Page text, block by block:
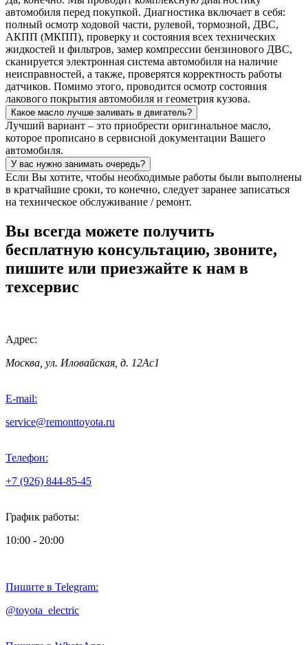
автомобиля перед покупкой. Диагностика включает в себя:
полный осмотр ходовой части, рулевой, тормозной, ДВС,
АКПП (МКПП), проверку и состояния всех технических
жидкостей и фильтров, замер компрессии бензинового ДВС,
сканируется электронная система автомобиля на наличие
неисправностей, а также, проверятся корректность работы
датчиков. Помимо этого, проводится осмотр состояния
лакового покрытия автомобиля и геометрия кузова.
Какое масло лучше заливать в двигатель?
Лучший вариант – это приобрести оригинальное масло,
которое прописано в сервисной документации Вашего
автомобиля.
У вас нужно занимать очередь?
Если Вы хотите, чтобы необходимые работы были выполнены
в кратчайшие сроки, то конечно, следует заранее записаться
на техническое обслуживание / ремонт.
Вы всегда можете получить
бесплатную консультацию, звоните,
пишите или приезжайте к нам в
техсервис
Адрес:
Москва, ул. Иловайская, д. 12Ас1
E-mail:
service@remonttoyota.ru
Телефон:
+7 (926) 844-85-45
График работы:
10:00 - 20:00
Пишите в Telegram:
@toyota_electric